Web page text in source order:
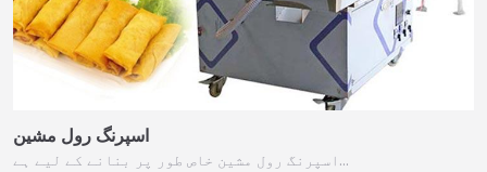
اسپرنگ رول مشین
اسپرنگ رول مشین خاص طور پر بنانے کے لیے ہے…